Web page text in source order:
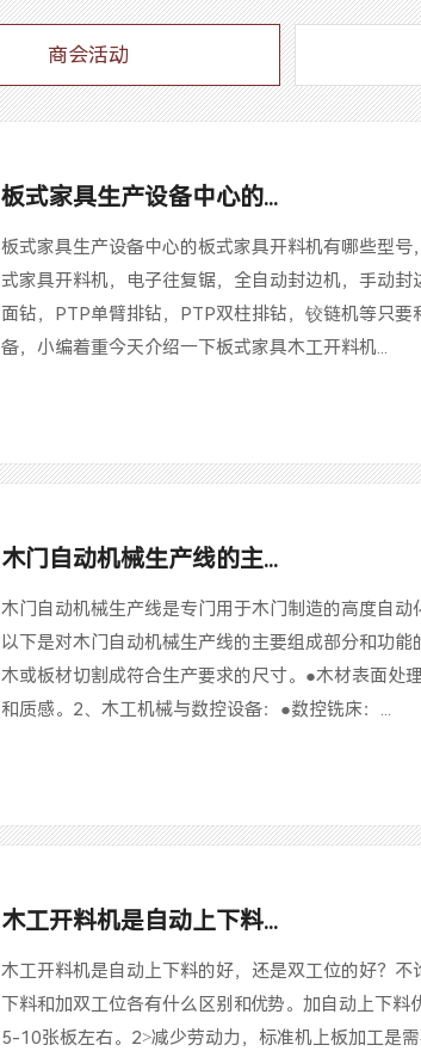
商会活动
板式家具生产设备中心的...
板式家具生产设备中心的板式家具开料机有哪些型
式家具开料机，电子往复锯，全自动封边机，手动
面钻，PTP单臂排钻，PTP双柱排钻，铰链机等只
备，小编着重今天介绍一下板式家具木工开料机...
木门自动机械生产线的主...
木门自动机械生产线是专门用于木门制造的高度自动
以下是对木门自动机械生产线的主要组成部分和功
木或板材切割成符合生产要求的尺寸。●木材表面处
和质感。2、木工机械与数控设备：●数控铣床：...
木工开料机是自动上下料...
木工开料机是自动上下料的好，还是双工位的好？
下料和加双工位各有什么区别和优势。加自动上下
5-10张板左右。2>减少劳动力，标准机上板加工是